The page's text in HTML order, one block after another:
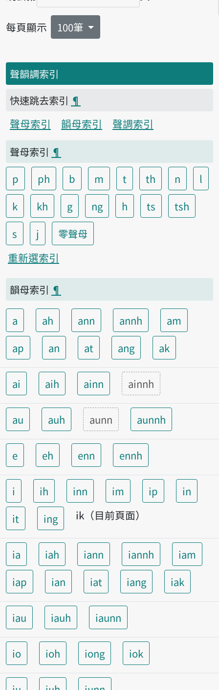
頁碼
每頁顯示 100筆
聲韻調索引
快速跳去索引 ¶
聲母索引
韻母索引
聲調索引
聲母索引 ¶
p
ph b m t th n
l
k
kh g ng h ts
tsh
s
j
零聲母
重新選索引
韻母索引 ¶
a ah ann annh
am
ap
an at ang ak
ai aih ainn ainnh
au auh aunn aunnh
e eh enn ennh
i ih inn im ip
in
it
ing ik（目前頁面）
ia iah iann iannh
iam
iap
ian iat iang iak
iau iauh iaunn
io ioh iong iok